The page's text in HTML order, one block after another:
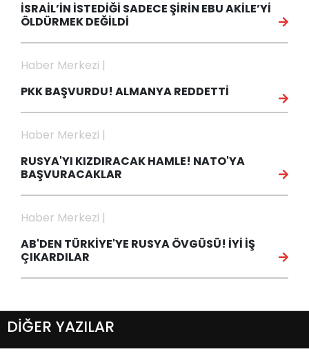
İSRAİL’İN İSTEDİĞİ SADECE ŞİRİN EBU AKİLE’Yİ
ÖLDÜRMEK DEĞİLDİ
Haber Merkezi |
PKK BAŞVURDU! ALMANYA REDDETTİ
Haber Merkezi |
RUSYA'YI KIZDIRACAK HAMLE! NATO'YA
BAŞVURACAKLAR
Haber Merkezi |
AB'DEN TÜRKİYE'YE RUSYA ÖVGÜSÜ! İYİ İŞ
ÇIKARDILAR
DİĞER YAZILAR